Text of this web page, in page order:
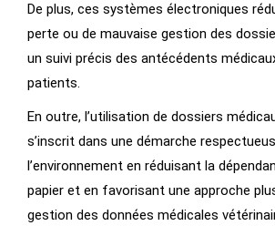
De plus, ces systèmes électroniques
perte ou de mauvaise gestion des
un suivi précis des antécédents
patients.
En outre, l’utilisation de dossiers
s’inscrit dans une démarche
l’environnement en réduisant la
papier et en favorisant une approche
gestion des données médicales